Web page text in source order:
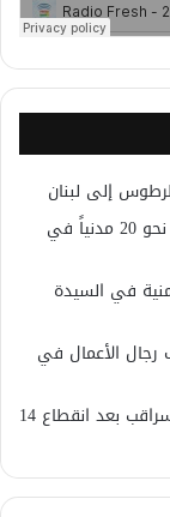
إلى لبنان
القبض على مطلوب بعد اشتباك مسلح واحتجاز نحو 20 مدنياً في
في السيدة
الأعمال في
وزير الطاقة السوري: بدء تاهيل شبكة كهرباء سراقب بعد انقطاع 14